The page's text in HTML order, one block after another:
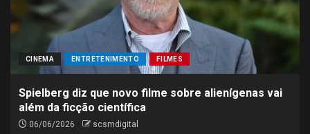
CINEMA ENTRETENIMENTO FILMES
Spielberg diz que novo filme sobre alienígenas vai
além da ficção científica
06/06/2026 scsmdigital